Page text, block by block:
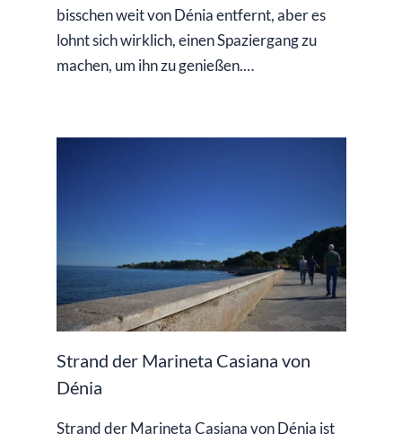
bisschen weit von Dénia entfernt, aber es
lohnt sich wirklich, einen Spaziergang zu
machen, um ihn zu genießen.…
Strand der Marineta Casiana von
Dénia
Strand der Marineta Casiana von Dénia ist